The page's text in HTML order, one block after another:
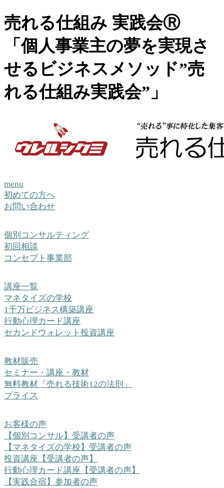
売れる仕組み 実践会Ⓡ
「個人事業主の夢を実現さ
せるビジネスメソッド”売
れる仕組み実践会”」
menu
初めての方へ
お問い合わせ
個別コンサルティング
初回相談
コンセプト事業部
講座一覧
マネタイズの学校
1千万ビジネス構築講座
行動心理カード講座
セカンドウォレット投資講座
教材販売
セミナー・講座・教材
無料教材「売れる技術12の法則」
プライス
お客様の声
【個別コンサル】受講者の声
【マネタイズの学校】受講者の声
投資講座【受講者の声】
行動心理カード講座【受講者の声】
【実践合宿】参加者の声